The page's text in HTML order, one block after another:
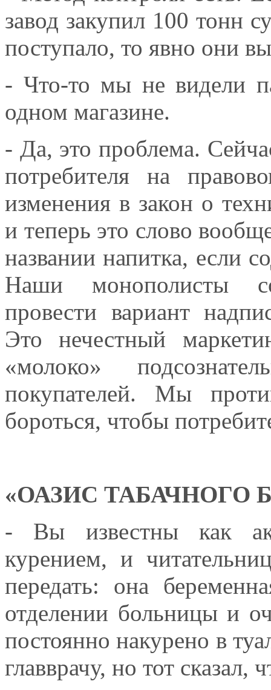
завод закупил 100 тонн
поступало, то явно они
- Что-то мы не видели
одном магазине.
- Да, это проблема.
потребителя на
изменения в закон о
и теперь это слово
названии напитка, если
Наши монополисты
провести вариант
Это нечестный
«молоко»
покупателей. Мы
бороться, чтобы
«ОАЗИС ТАБАЧНОГО
- Вы известны как
курением, и
передать: она
отделении больницы и
постоянно накурено в
главврачу, но тот сказал,